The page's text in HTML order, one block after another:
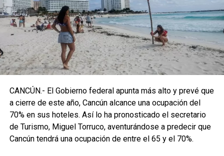
CANCÚN.- El Gobierno federal apunta más alto y prevé que
a cierre de este año, Cancún alcance una ocupación del
70% en sus hoteles. Así lo ha pronosticado el secretario
de Turismo, Miguel Torruco, aventurándose a predecir que
Cancún tendrá una ocupación de entre el 65 y el 70%.